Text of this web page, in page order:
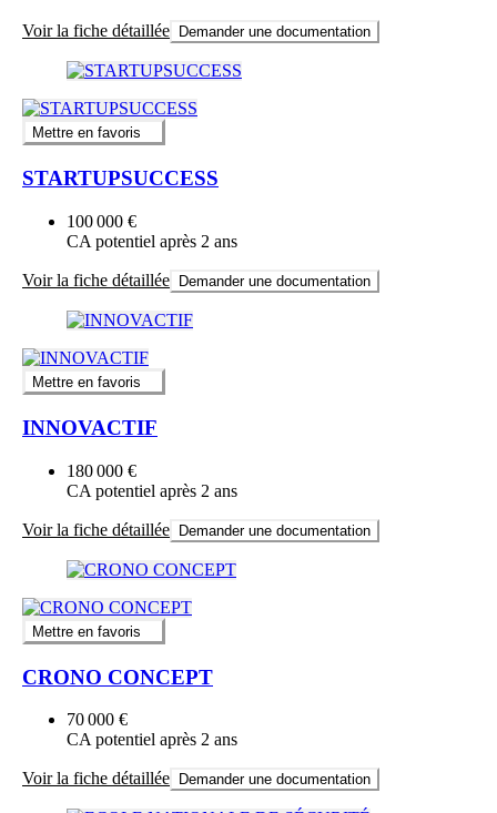
Voir la fiche détaillée Demander une documentation
Mettre en favoris
STARTUPSUCCESS
100 000 €
CA potentiel après 2 ans
Voir la fiche détaillée Demander une documentation
Mettre en favoris
INNOVACTIF
180 000 €
CA potentiel après 2 ans
Voir la fiche détaillée Demander une documentation
Mettre en favoris
CRONO CONCEPT
70 000 €
CA potentiel après 2 ans
Voir la fiche détaillée Demander une documentation